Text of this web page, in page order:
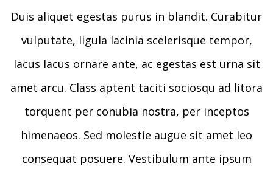
Duis aliquet egestas purus in blandit. Curabitur
vulputate, ligula lacinia scelerisque tempor,
lacus lacus ornare ante, ac egestas est urna sit
amet arcu. Class aptent taciti sociosqu ad litora
torquent per conubia nostra, per inceptos
himenaeos. Sed molestie augue sit amet leo
consequat posuere. Vestibulum ante ipsum